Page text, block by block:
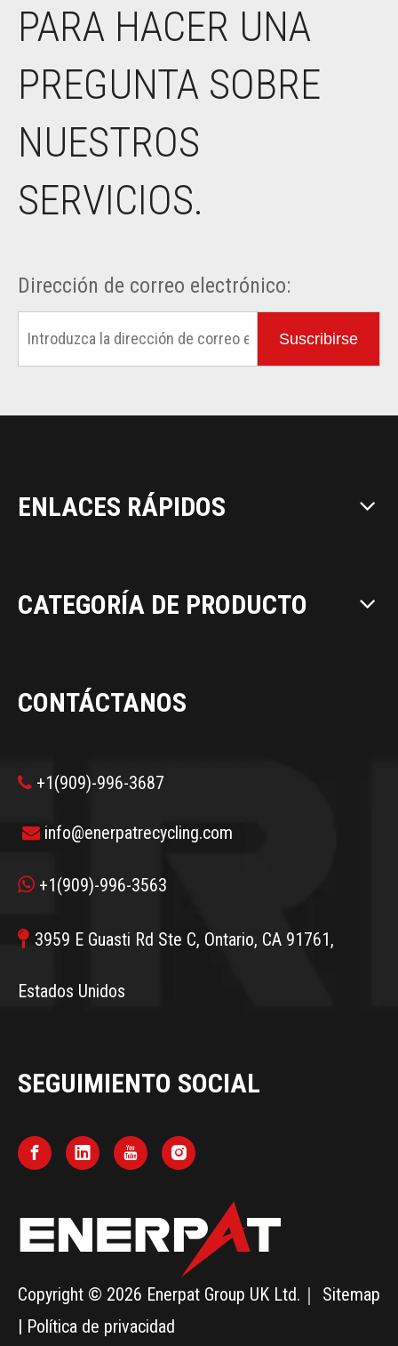
PARA HACER UNA
PREGUNTA SOBRE
NUESTROS
SERVICIOS.
Dirección de correo electrónico:
Suscribirse
ENLACES RÁPIDOS
CATEGORÍA DE PRODUCTO
CONTÁCTANOS
 +1(909)-996-3687
 info@enerpatrecycling.com
 +1(909)-996-3563
 3959 E Guasti Rd Ste C, Ontario, CA 91761,
Estados Unidos
SEGUIMIENTO SOCIAL
Copyright © 2026 Enerpat Group UK Ltd.｜ Sitemap
| Política de privacidad